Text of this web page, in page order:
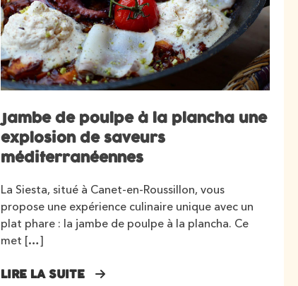
Jambe de poulpe à la plancha une
explosion de saveurs
méditerranéennes
La Siesta, situé à Canet-en-Roussillon, vous
propose une expérience culinaire unique avec un
plat phare : la jambe de poulpe à la plancha. Ce
met […]
LIRE LA SUITE